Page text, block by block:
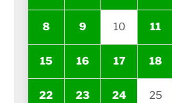
8 9 10 11
15 16 17 18
22 23 24 25